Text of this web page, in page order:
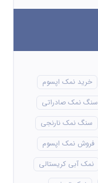
خرید نمک اپسوم
سنگ نمک صادراتی
سنگ نمک نارنجی
فروش نمک اپسوم
نمک آبی کریستالی